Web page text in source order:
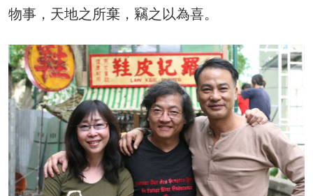
物事，天地之所棄，竊之以為喜。